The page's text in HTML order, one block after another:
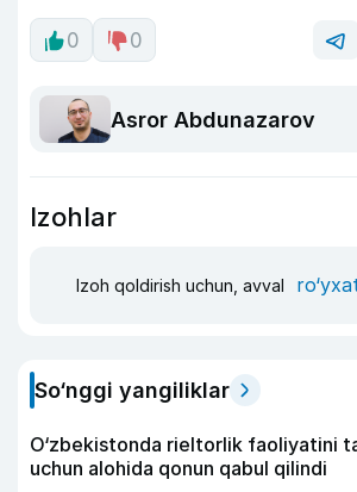
0 0
Asror Abdunazarov
Izohlar
Izoh qoldirish uchun, avval
So‘nggi yangiliklar
O‘zbekistonda rieltorlik faoliyatini
uchun alohida qonun qabul qilindi